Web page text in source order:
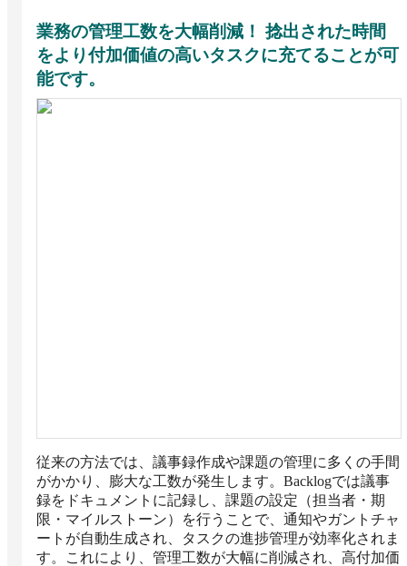
業務の管理工数を大幅削減！ 捻出された時間
をより付加価値の高いタスクに充てることが可
能です。
従来の方法では、議事録作成や課題の管理に多くの手間
がかかり、膨大な工数が発生します。Backlogでは議事
録をドキュメントに記録し、課題の設定（担当者・期
限・マイルストーン）を行うことで、通知やガントチャ
ートが自動生成され、タスクの進捗管理が効率化されま
す。これにより、管理工数が大幅に削減され、高付加価